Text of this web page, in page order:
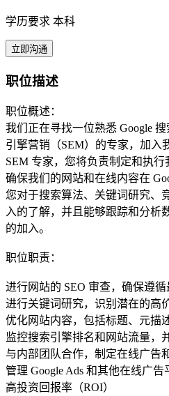
学历要求 本科
立即沟通
职位描述
职位概述：
我们正在寻找一位熟悉 Google
引擎营销（SEM）的专家，加入
SEM 专家，您将负责制定和执
确保我们的网站和在线内容在
您对于搜索算法、关键词研究、
入的了解，并且能够跟踪和分析
的加入。
职位职责：
进行网站的 SEO 审查，确保遵
进行关键词研究，识别潜在的高
优化网站内容，包括标题、元描
监控搜索引擎排名和网站流量，
与内部团队合作，制定在线广告
管理 Google Ads 和其他在线广
高投资回报率（ROI）